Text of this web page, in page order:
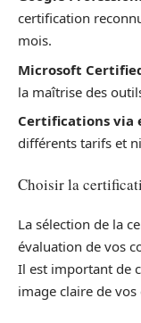
certification
mois.
Microsoft
la maîtrise des
Certifications via
différents tarifs et
Choisir la
La sélection de la
évaluation de vos
Il est important de
image claire de vos